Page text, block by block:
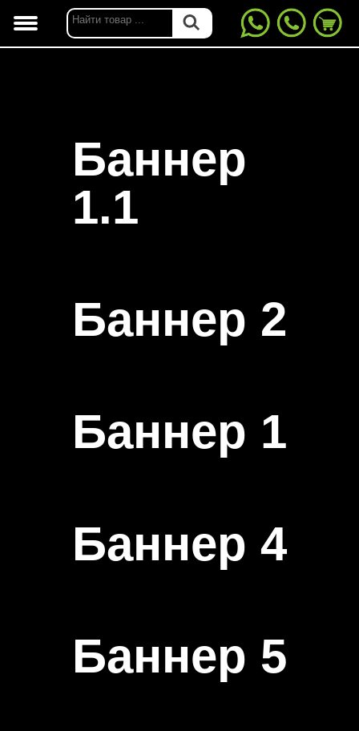
Баннер
1.1
Баннер 2
Баннер 1
Баннер 4
Баннер 5